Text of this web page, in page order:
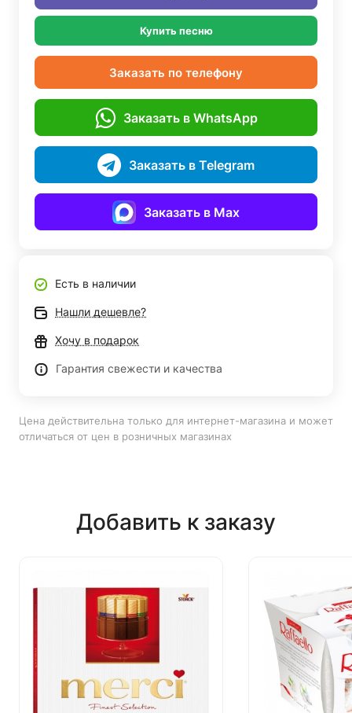
Купить песню
Заказать по телефону
Заказать в WhatsApp
Заказать в Telegram
Заказать в Max
Есть в наличии
Нашли дешевле?
Хочу в подарок
Гарантия свежести и качества
Цена действительна только для интернет-магазина и может
отличаться от цен в розничных магазинах
Добавить к заказу